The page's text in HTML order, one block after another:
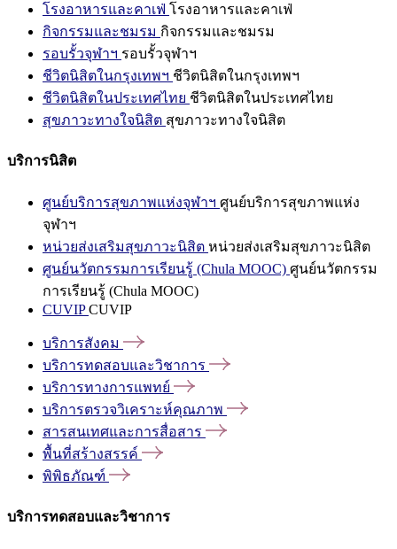
โรงอาหารและคาเฟ่ โรงอาหารและคาเฟ่
กิจกรรมและชมรม กิจกรรมและชมรม
รอบรั้วจุฬาฯ รอบรั้วจุฬาฯ
ชีวิตนิสิตในกรุงเทพฯ ชีวิตนิสิตในกรุงเทพฯ
ชีวิตนิสิตในประเทศไทย ชีวิตนิสิตในประเทศไทย
สุขภาวะทางใจนิสิต สุขภาวะทางใจนิสิต
บริการนิสิต
ศูนย์บริการสุขภาพแห่งจุฬาฯ ศูนย์บริการสุขภาพแห่ง
จุฬาฯ
หน่วยส่งเสริมสุขภาวะนิสิต หน่วยส่งเสริมสุขภาวะนิสิต
ศูนย์นวัตกรรมการเรียนรู้ (Chula MOOC) ศูนย์นวัตกรรม
การเรียนรู้ (Chula MOOC)
CUVIPCUVIP
บริการสังคม
บริการทดสอบและวิชาการ
บริการทางการแพทย์
บริการตรวจวิเคราะห์คุณภาพ
สารสนเทศและการสื่อสาร
พื้นที่สร้างสรรค์
พิพิธภัณฑ์
บริการทดสอบและวิชาการ